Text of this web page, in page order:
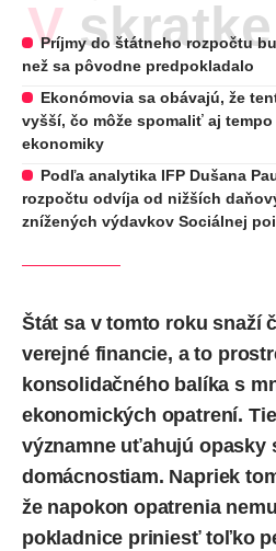
V skratke
Príjmy do štátneho rozpočtu
než sa pôvodne predpokladalo
Ekonómovia sa obávajú, že
vyšší, čo môže spomaliť aj
ekonomiky
Podľa analytika IFP Dušana
rozpočtu odvíja od nižších
znížených výdavkov Sociálnej
Štát sa v tomto roku snaží
verejné financie, a to
konsolidačného balíka s
ekonomických opatrení.
významne uťahujú opasky
domácnostiam. Napriek
že napokon opatrenia
pokladnice priniesť toľko